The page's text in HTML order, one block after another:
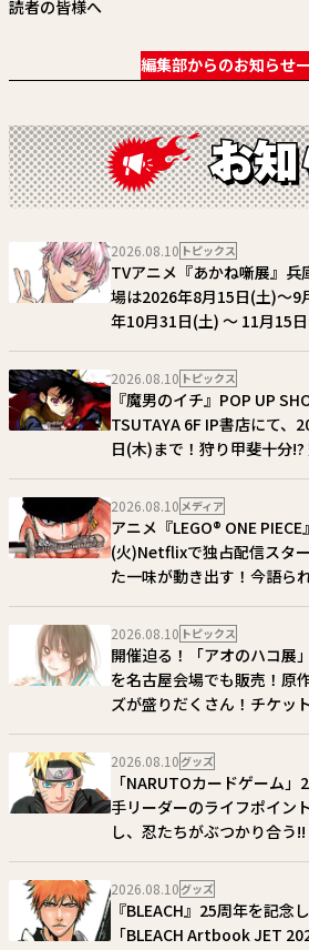
読者の皆様へ
編集部からのお知らせ
2026.08.10 トピックス
TVアニメ『あかね噺展』
場は2026年8月15日(土)～9
年10月31日(土) ～ 11月15
2026.08.10 トピックス
『魔男のイチ』POP UP
TSUTAYA 6F IP書店にて、
日(木)まで！狩り甲斐十分!?
2026.08.10 メディア
アニメ『LEGO® ONE
(火)Netflixで独占配信スタ
た一味が動き出す！今語ら
2026.08.10 トピックス
開催迫る！「アオのハコ展
を名古屋会場でも販売！原
ズが盛りだくさん！チケッ
2026.08.10グッズ
「NARUTOカードゲーム
手リーダーのライフポイン
し、忍たちがぶつかり合う
2026.08.10グッズ
『BLEACH』25周年を記念
「BLEACH Artbook JET